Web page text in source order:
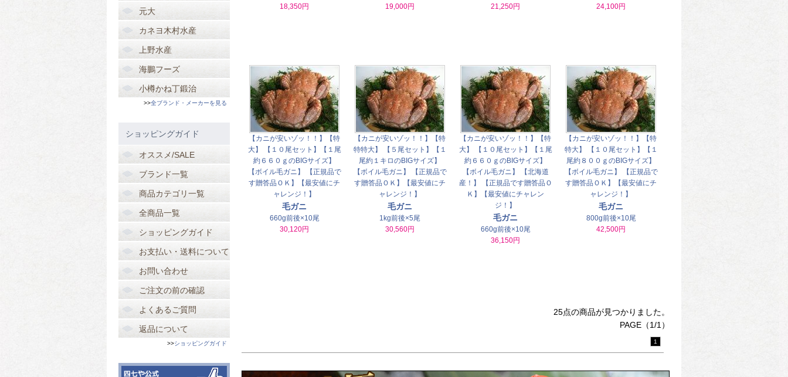
18,350円
19,000円
21,250円
24,100円
【カニが安いゾッ！！】【特
大】 【１０尾セット】【１尾
約６６０ｇのBIGサイズ】
【ボイル毛ガニ】 【正規品で
す贈答品ＯＫ】【最安値にチ
ャレンジ！】
毛ガニ
660g前後×10尾
30,120円
【カニが安いゾッ！！】【特
特特大】 【５尾セット】【１
尾約１キロのBIGサイズ】
【ボイル毛ガニ】 【正規品で
す贈答品ＯＫ】【最安値にチ
ャレンジ！】
毛ガニ
1kg前後×5尾
30,560円
【カニが安いゾッ！！】【特
大】 【１０尾セット】【１尾
約６６０ｇのBIGサイズ】
【ボイル毛ガニ】 【北海道
産！】 【正規品です贈答品Ｏ
Ｋ】【最安値にチャレン
ジ！】
毛ガニ
660g前後×10尾
36,150円
【カニが安いゾッ！！】【特
特大】 【１０尾セット】【１
尾約８００ｇのBIGサイズ】
【ボイル毛ガニ】 【正規品で
す贈答品ＯＫ】【最安値にチ
ャレンジ！】
毛ガニ
800g前後×10尾
42,500円
25点の商品が見つかりました。
PAGE（1/1）
1
元大
カネヨ木村水産
上野水産
海鵬フーズ
小樽かね丁鍛治
>>全ブランド・メーカーを見る
ショッピングガイド
オススメ/SALE
ブランド一覧
商品カテゴリ一覧
全商品一覧
ショッピングガイド
お支払い・送料について
お問い合わせ
ご注文の前の確認
よくあるご質問
返品について
>>ショッピングガイド